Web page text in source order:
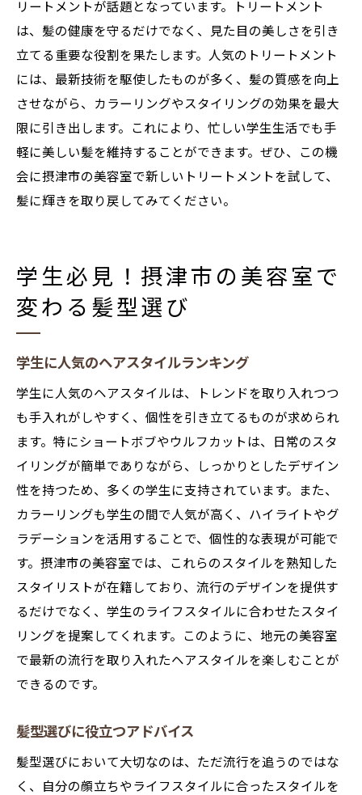
リートメントが話題となっています。トリートメント
は、髪の健康を守るだけでなく、見た目の美しさを引き
立てる重要な役割を果たします。人気のトリートメント
には、最新技術を駆使したものが多く、髪の質感を向上
させながら、カラーリングやスタイリングの効果を最大
限に引き出します。これにより、忙しい学生生活でも手
軽に美しい髪を維持することができます。ぜひ、この機
会に摂津市の美容室で新しいトリートメントを試して、
髪に輝きを取り戻してみてください。
学生必見！摂津市の美容室で
変わる髪型選び
学生に人気のヘアスタイルランキング
学生に人気のヘアスタイルは、トレンドを取り入れつつ
も手入れがしやすく、個性を引き立てるものが求められ
ます。特にショートボブやウルフカットは、日常のスタ
イリングが簡単でありながら、しっかりとしたデザイン
性を持つため、多くの学生に支持されています。また、
カラーリングも学生の間で人気が高く、ハイライトやグ
ラデーションを活用することで、個性的な表現が可能で
す。摂津市の美容室では、これらのスタイルを熟知した
スタイリストが在籍しており、流行のデザインを提供す
るだけでなく、学生のライフスタイルに合わせたスタイ
リングを提案してくれます。このように、地元の美容室
で最新の流行を取り入れたヘアスタイルを楽しむことが
できるのです。
髪型選びに役立つアドバイス
髪型選びにおいて大切なのは、ただ流行を追うのではな
く、自分の顔立ちやライフスタイルに合ったスタイルを